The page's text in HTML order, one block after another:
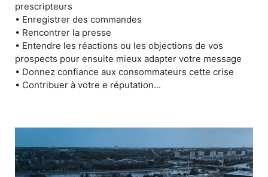
prescripteurs
• Enregistrer des commandes
• Rencontrer la presse
• Entendre les réactions ou les objections de vos
prospects pour ensuite mieux adapter votre message
• Donnez confiance aux consommateurs cette crise
• Contribuer à votre e réputation...